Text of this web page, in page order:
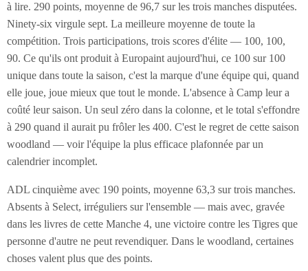
à lire. 290 points, moyenne de 96,7 sur les trois manches disputées.
Ninety-six virgule sept. La meilleure moyenne de toute la
compétition. Trois participations, trois scores d'élite — 100, 100,
90. Ce qu'ils ont produit à Europaint aujourd'hui, ce 100 sur 100
unique dans toute la saison, c'est la marque d'une équipe qui, quand
elle joue, joue mieux que tout le monde. L'absence à Camp leur a
coûté leur saison. Un seul zéro dans la colonne, et le total s'effondre
à 290 quand il aurait pu frôler les 400. C'est le regret de cette saison
woodland — voir l'équipe la plus efficace plafonnée par un
calendrier incomplet.
ADL cinquième avec 190 points, moyenne 63,3 sur trois manches.
Absents à Select, irréguliers sur l'ensemble — mais avec, gravée
dans les livres de cette Manche 4, une victoire contre les Tigres que
personne d'autre ne peut revendiquer. Dans le woodland, certaines
choses valent plus que des points.